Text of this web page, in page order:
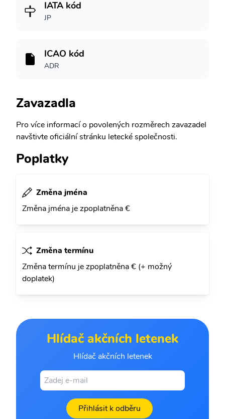
IATA kód
JP
ICAO kód
ADR
Zavazadla
Pro více informací o povolených rozměrech zavazadel
navštivte oficiální stránku letecké společnosti.
Poplatky
Změna jména
Změna jména je zpoplatněna €
Změna termínu
Změna termínu je zpoplatněna € (+ možný
doplatek)
Hlídač akčních letenek
Hlídač akčních letenek
Přihlásit k odběru